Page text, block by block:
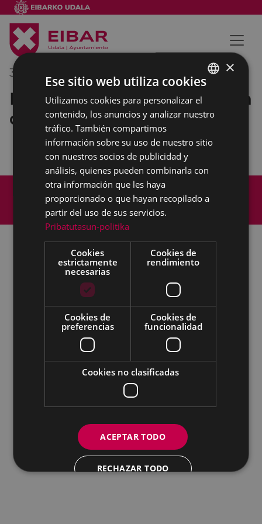
30/03/2022
Presentación de la 51º edición
del Memorial Valenciaga
Mapa del Sitio
Aviso legal
Política de cookies
Contacto
Accesibilidad
Todas las redes sociales del Ayuntamiento
Eibarko Udala - Untzaga plaza, 1 | 20600 Eibar
Tfnoa.: 943 70 84 00 / 010 | Faxa: 943 70 84 16 |
IFZ: P2003100A | DIR3 L01200300
BASQUE
SPANISH
×
Ese sitio web utiliza cookies
Utilizamos cookies para personalizar el
contenido, los anuncios y analizar nuestro
tráfico. También compartimos
información sobre su uso de nuestro sitio
con nuestros socios de publicidad y
análisis, quienes pueden combinarla con
otra información que les haya
proporcionado o que hayan recopilado a
partir del uso de sus servicios.
Pribatutasun-politika
Cookies
estrictamente
necesarias
Cookies de
rendimiento
Cookies de
preferencias
Cookies de
funcionalidad
Cookies no clasificadas
ACEPTAR TODO
RECHAZAR TODO